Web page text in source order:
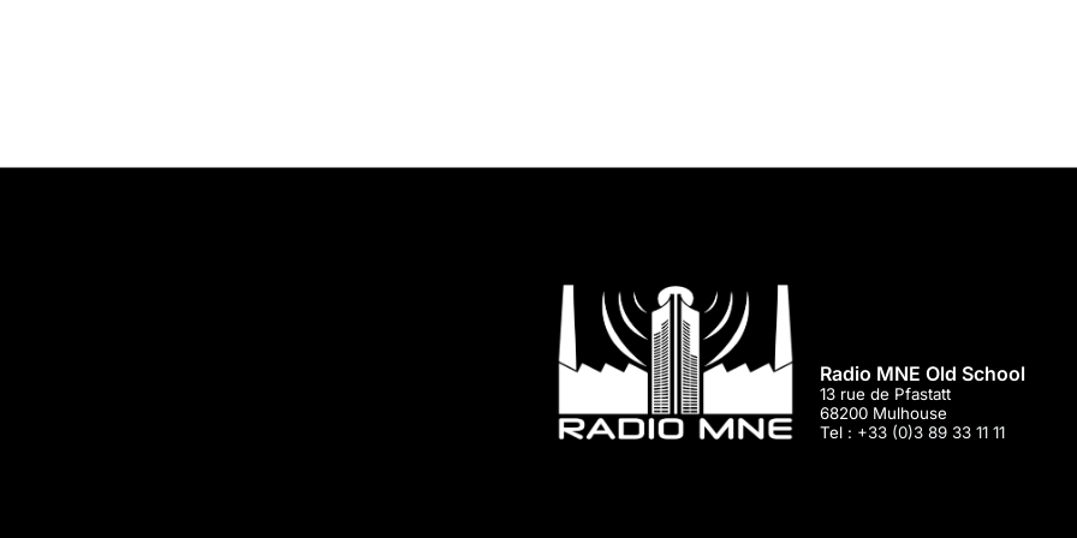
Radio MNE Old School
13 rue de Pfastatt
68200 Mulhouse
Tel : +33 (0)3 89 33 11 11